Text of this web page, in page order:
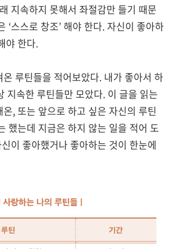
지속하지 못해서 좌절감만 들기 때문
‘스스로 창조’ 해야 한다. 자신이 좋아하
야 한다.
루틴들을 적어보았다. 내가 좋아서 하
지속한 루틴들만 모았다. 이 글을 읽는
, 또는 앞으로 하고 싶은 자신의 루틴
했는데 지금은 하지 않는 일을 적어 도
이 좋아했거나 좋아하는 것이 한눈에